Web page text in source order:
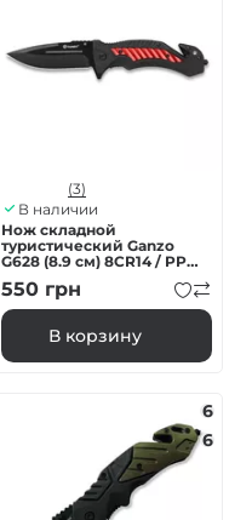
(3)
В наличии
Нож складной
туристический Ganzo
G628 (8.9 см) 8CR14 / PP
алюминий красный
550 грн
В корзину
6
6